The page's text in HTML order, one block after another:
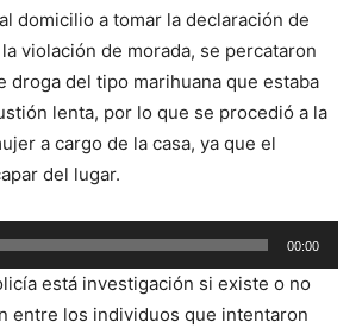
domicilio a tomar la declaración de
violación de morada, se percataron
droga del tipo marihuana que estaba
lenta, por lo que se procedió a la
a cargo de la casa, ya que el
del lugar.
00:00
está investigación si existe o no
entre los individuos que intentaron